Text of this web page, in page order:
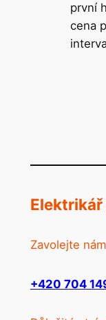
první
cena
Zavolejte
+420 704